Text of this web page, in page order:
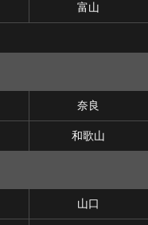
富山
奈良
和歌山
山口